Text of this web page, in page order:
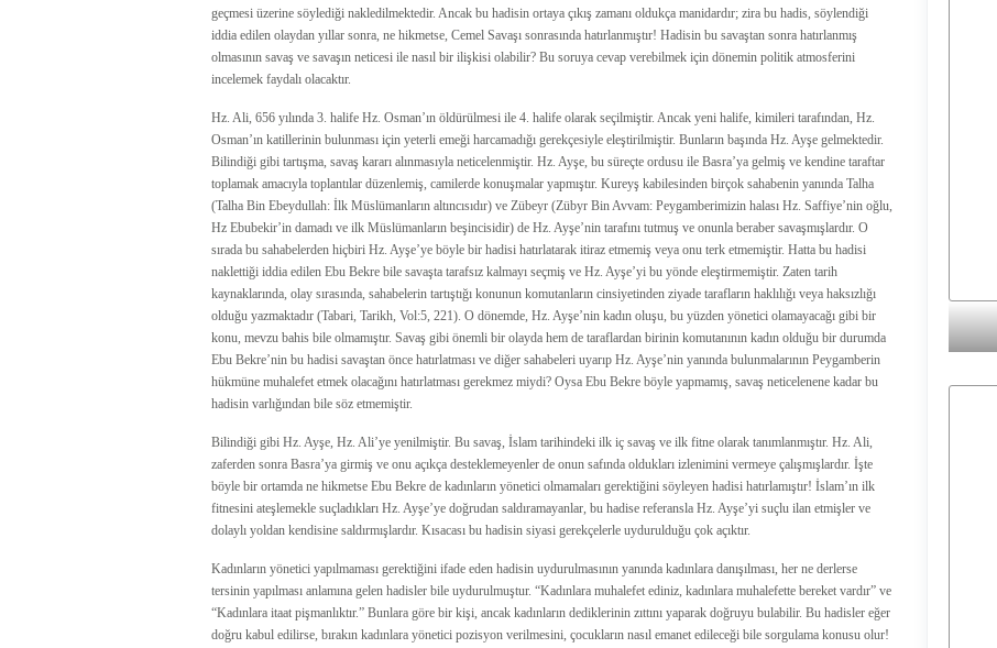
geçmesi üzerine söylediği nakledilmektedir. Ancak bu hadisin ortaya çıkış zamanı oldukça manidardır; zira bu hadis, söylendiği
iddia edilen olaydan yıllar sonra, ne hikmetse, Cemel Savaşı sonrasında hatırlanmıştır! Hadisin bu savaştan sonra hatırlanmış
olmasının savaş ve savaşın neticesi ile nasıl bir ilişkisi olabilir? Bu soruya cevap verebilmek için dönemin politik atmosferini
incelemek faydalı olacaktır.
Hz. Ali, 656 yılında 3. halife Hz. Osman’ın öldürülmesi ile 4. halife olarak seçilmiştir. Ancak yeni halife, kimileri tarafından, Hz.
Osman’ın katillerinin bulunması için yeterli emeği harcamadığı gerekçesiyle eleştirilmiştir. Bunların başında Hz. Ayşe gelmektedir.
Bilindiği gibi tartışma, savaş kararı alınmasıyla neticelenmiştir. Hz. Ayşe, bu süreçte ordusu ile Basra’ya gelmiş ve kendine taraftar
toplamak amacıyla toplantılar düzenlemiş, camilerde konuşmalar yapmıştır. Kureyş kabilesinden birçok sahabenin yanında Talha
(Talha Bin Ebeydullah: İlk Müslümanların altıncısıdır) ve Zübeyr (Zübyr Bin Avvam: Peygamberimizin halası Hz. Saffiye’nin oğlu,
Hz Ebubekir’in damadı ve ilk Müslümanların beşincisidir) de Hz. Ayşe’nin tarafını tutmuş ve onunla beraber savaşmışlardır. O
sırada bu sahabelerden hiçbiri Hz. Ayşe’ye böyle bir hadisi hatırlatarak itiraz etmemiş veya onu terk etmemiştir. Hatta bu hadisi
naklettiği iddia edilen Ebu Bekre bile savaşta tarafsız kalmayı seçmiş ve Hz. Ayşe’yi bu yönde eleştirmemiştir. Zaten tarih
kaynaklarında, olay sırasında, sahabelerin tartıştığı konunun komutanların cinsiyetinden ziyade tarafların haklılığı veya haksızlığı
olduğu yazmaktadır (Tabari, Tarikh, Vol:5, 221). O dönemde, Hz. Ayşe’nin kadın oluşu, bu yüzden yönetici olamayacağı gibi bir
konu, mevzu bahis bile olmamıştır. Savaş gibi önemli bir olayda hem de taraflardan birinin komutanının kadın olduğu bir durumda
Ebu Bekre’nin bu hadisi savaştan önce hatırlatması ve diğer sahabeleri uyarıp Hz. Ayşe’nin yanında bulunmalarının Peygamberin
hükmüne muhalefet etmek olacağını hatırlatması gerekmez miydi? Oysa Ebu Bekre böyle yapmamış, savaş neticelenene kadar bu
hadisin varlığından bile söz etmemiştir.
Bilindiği gibi Hz. Ayşe, Hz. Ali’ye yenilmiştir. Bu savaş, İslam tarihindeki ilk iç savaş ve ilk fitne olarak tanımlanmıştır. Hz. Ali,
zaferden sonra Basra’ya girmiş ve onu açıkça desteklemeyenler de onun safında oldukları izlenimini vermeye çalışmışlardır. İşte
böyle bir ortamda ne hikmetse Ebu Bekre de kadınların yönetici olmamaları gerektiğini söyleyen hadisi hatırlamıştır! İslam’ın ilk
fitnesini ateşlemekle suçladıkları Hz. Ayşe’ye doğrudan saldıramayanlar, bu hadise referansla Hz. Ayşe’yi suçlu ilan etmişler ve
dolaylı yoldan kendisine saldırmışlardır. Kısacası bu hadisin siyasi gerekçelerle uydurulduğu çok açıktır.
Kadınların yönetici yapılmaması gerektiğini ifade eden hadisin uydurulmasının yanında kadınlara danışılması, her ne derlerse
tersinin yapılması anlamına gelen hadisler bile uydurulmuştur. “Kadınlara muhalefet ediniz, kadınlara muhalefette bereket vardır” ve
“Kadınlara itaat pişmanlıktır.” Bunlara göre bir kişi, ancak kadınların dediklerinin zıttını yaparak doğruyu bulabilir. Bu hadisler eğer
doğru kabul edilirse, bırakın kadınlara yönetici pozisyon verilmesini, çocukların nasıl emanet edileceği bile sorgulama konusu olur!